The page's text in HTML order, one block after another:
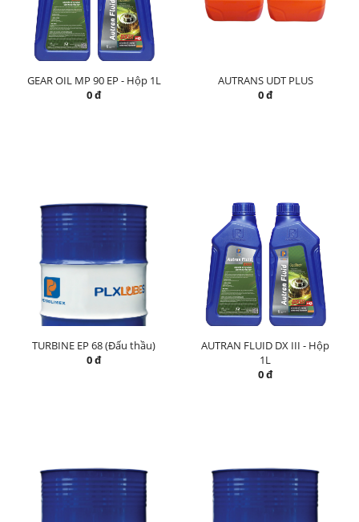
GEAR OIL MP 90 EP - Hộp 1L
0 đ
AUTRANS UDT PLUS
0 đ
TURBINE EP 68 (Đấu thầu)
0 đ
AUTRAN FLUID DX III - Hộp
1L
0 đ